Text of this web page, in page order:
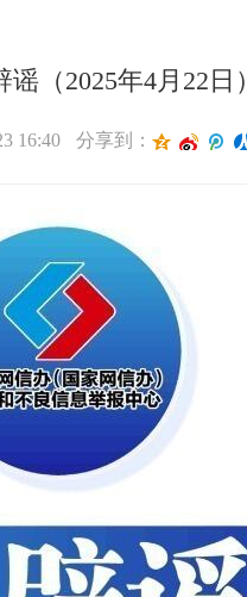
（2025年4月22日）
16:40 分享到：